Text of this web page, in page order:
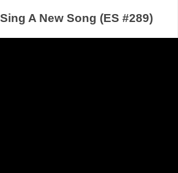
A New Song (ES #289)